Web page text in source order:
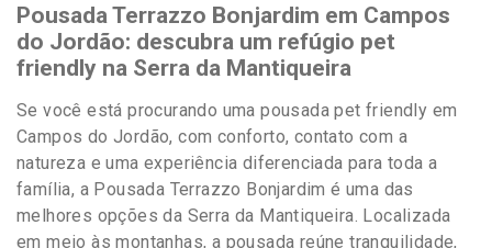
Pousada Terrazzo Bonjardim em Campos
do Jordão: descubra um refúgio pet
friendly na Serra da Mantiqueira
Se você está procurando uma pousada pet friendly em
Campos do Jordão, com conforto, contato com a
natureza e uma experiência diferenciada para toda a
família, a Pousada Terrazzo Bonjardim é uma das
melhores opções da Serra da Mantiqueira. Localizada
em meio às montanhas, a pousada reúne tranquilidade,